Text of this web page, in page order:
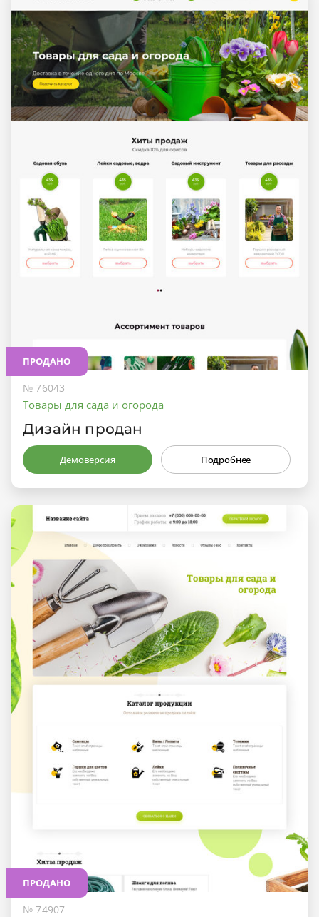
ПРОДАНО
№ 76043
Товары для сада и огорода
Дизайн продан
Демоверсия Подробнее
ПРОДАНО
№ 74907